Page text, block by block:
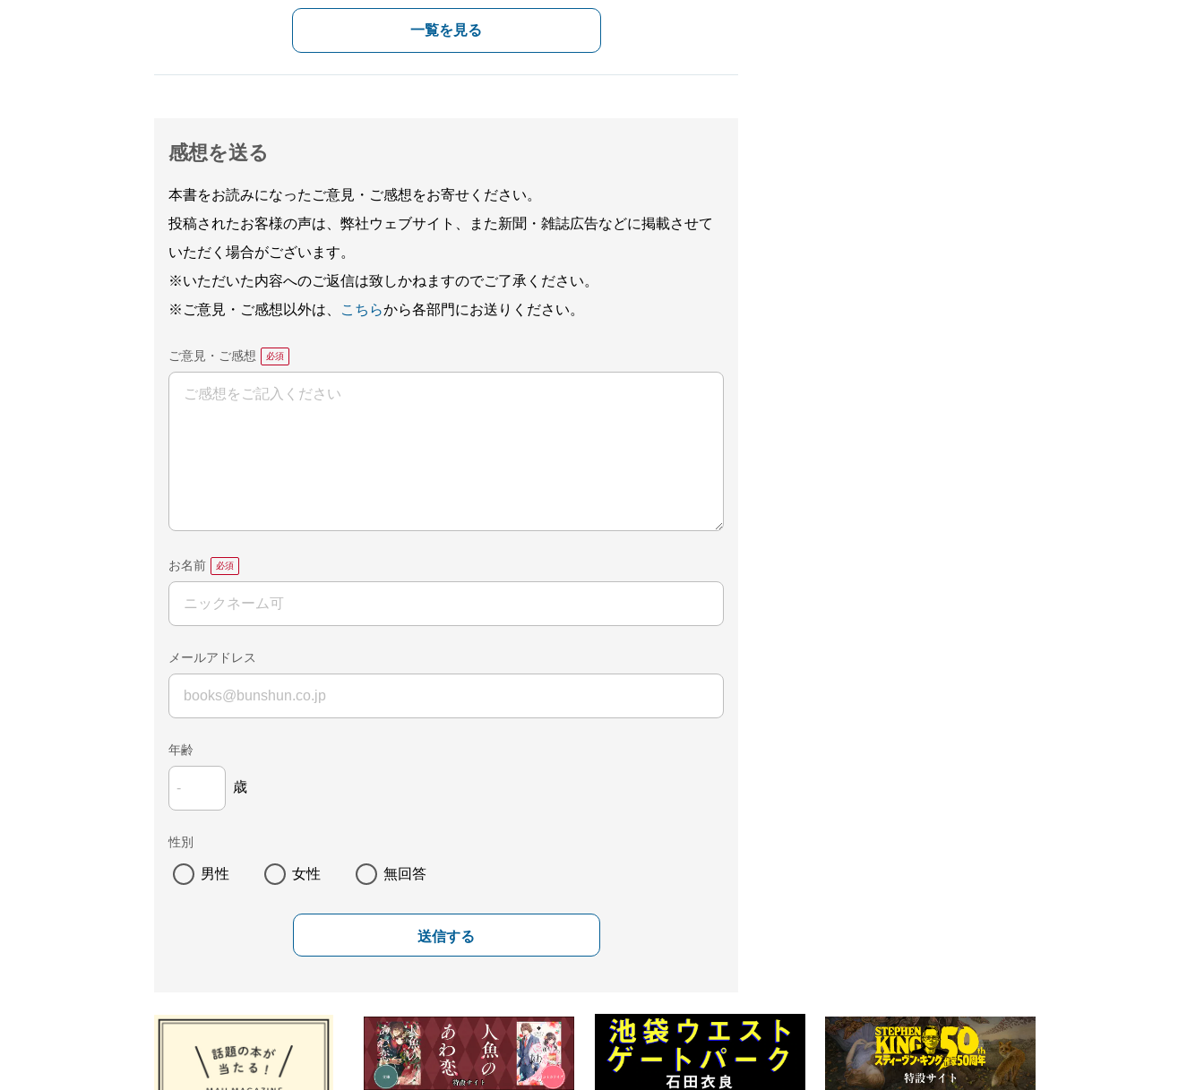
一覧を見る
感想を送る
本書をお読みになったご意見・ご感想をお寄せください。
投稿されたお客様の声は、弊社ウェブサイト、また新聞・雑誌広告などに掲載させて
いただく場合がございます。
※いただいた内容へのご返信は致しかねますのでご了承ください。
※ご意見・ご感想以外は、
こちらから各部門にお送りください。
ご意見・ご感想
お名前
メールアドレス
年齢
歳
性別
男性 女性 無回答
送信する